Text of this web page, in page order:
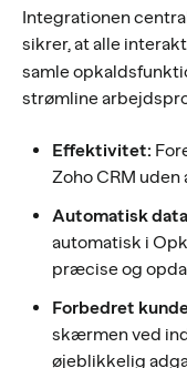
Integrationen
sikrer, at alle
samle
strømline
Effektivitet:
Zoho CRM
Automatisk
automatisk i
præcise og
Forbedret
skærmen ved
øjeblikkelig